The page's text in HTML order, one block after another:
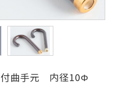
曲手元 内径10Φ